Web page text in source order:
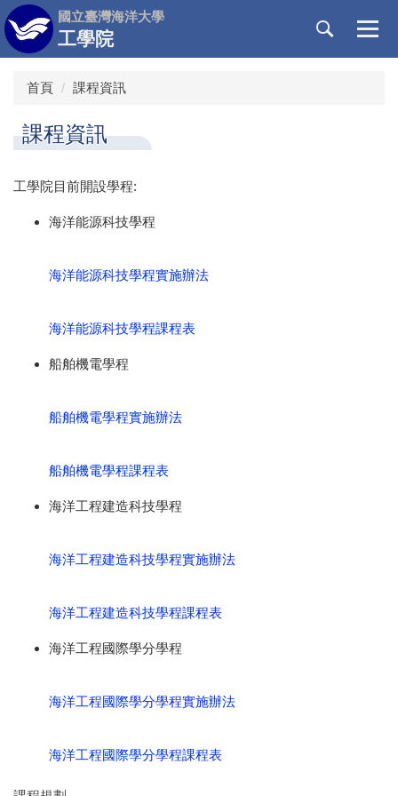
跳
到
主
國立臺灣海洋大學
工學院
首頁 課程資訊
課程資訊
工學院目前開設學程:
海洋能源科技學程
海洋能源科技學程實施辦法
海洋能源科技學程課程表
船舶機電學程
船舶機電學程實施辦法
船舶機電學程課程表
海洋工程建造科技學程
海洋工程建造科技學程實施辦法
海洋工程建造科技學程課程表
海洋工程國際學分學程
海洋工程國際學分學程實施辦法
海洋工程國際學分學程課程表